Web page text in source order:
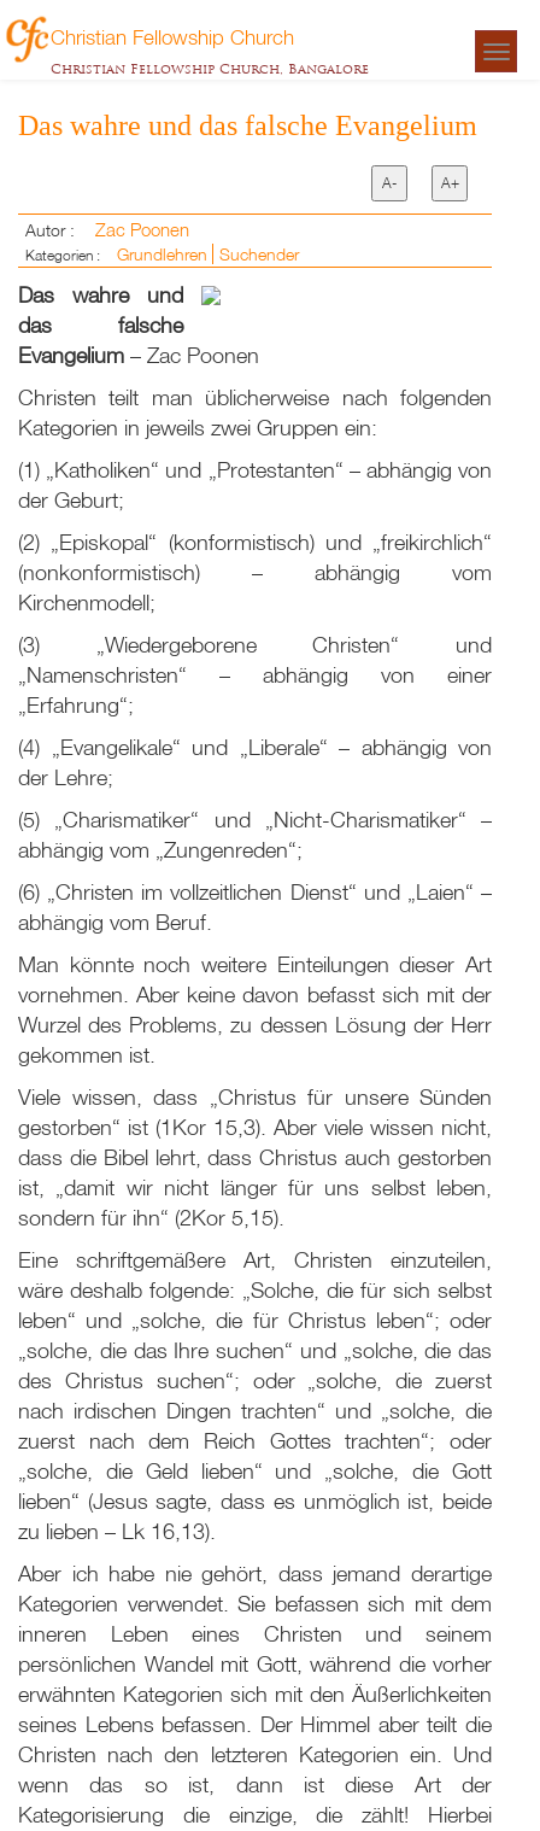
Christian Fellowship Church
Christian Fellowship Church, Bangalore
Das wahre und das falsche Evangelium
A- A+
Autor : Zac Poonen
Kategorien : Grundlehren Suchender
Das wahre und
das falsche
Evangelium – Zac Poonen
Christen teilt man üblicherweise nach folgenden
Kategorien in jeweils zwei Gruppen ein:
(1) „Katholiken“ und „Protestanten“ – abhängig von
der Geburt;
(2) „Episkopal“ (konformistisch) und „freikirchlich“
(nonkonformistisch) – abhängig vom
Kirchenmodell;
(3) „Wiedergeborene Christen“ und
„Namenschristen“ – abhängig von einer
„Erfahrung“;
(4) „Evangelikale“ und „Liberale“ – abhängig von
der Lehre;
(5) „Charismatiker“ und „Nicht-Charismatiker“ –
abhängig vom „Zungenreden“;
(6) „Christen im vollzeitlichen Dienst“ und „Laien“ –
abhängig vom Beruf.
Man könnte noch weitere Einteilungen dieser Art
vornehmen. Aber keine davon befasst sich mit der
Wurzel des Problems, zu dessen Lösung der Herr
gekommen ist.
Viele wissen, dass „Christus für unsere Sünden
gestorben“ ist (1Kor 15,3). Aber viele wissen nicht,
dass die Bibel lehrt, dass Christus auch gestorben
ist, „damit wir nicht länger für uns selbst leben,
sondern für ihn“ (2Kor 5,15).
Eine schriftgemäßere Art, Christen einzuteilen,
wäre deshalb folgende: „Solche, die für sich selbst
leben“ und „solche, die für Christus leben“; oder
„solche, die das Ihre suchen“ und „solche, die das
des Christus suchen“; oder „solche, die zuerst
nach irdischen Dingen trachten“ und „solche, die
zuerst nach dem Reich Gottes trachten“; oder
„solche, die Geld lieben“ und „solche, die Gott
lieben“ (Jesus sagte, dass es unmöglich ist, beide
zu lieben – Lk 16 ,13).
Aber ich habe nie gehört, dass jemand derartige
Kategorien verwendet. Sie befassen sich mit dem
inneren Leben eines Christen und seinem
persönlichen Wandel mit Gott, während die vorher
erwähnten Kategorien sich mit den Äußerlichkeiten
seines Lebens befassen. Der Himmel aber teilt die
Christen nach den letzteren Kategorien ein. Und
wenn das so ist, dann ist diese Art der
Kategorisierung die einzige, die zählt! Hierbei